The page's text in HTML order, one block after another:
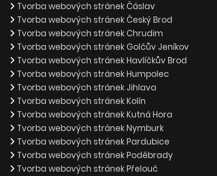
Tvorba webových stránek Čáslav
Tvorba webových stránek Český Brod
Tvorba webových stránek Chrudim
Tvorba webových stránek Golčův Jeníkov
Tvorba webových stránek Havlíčkův Brod
Tvorba webových stránek Humpolec
Tvorba webových stránek Jihlava
Tvorba webových stránek Kolín
Tvorba webových stránek Kutná Hora
Tvorba webových stránek Nymburk
Tvorba webových stránek Pardubice
Tvorba webových stránek Poděbrady
Tvorba webových stránek Přelouč